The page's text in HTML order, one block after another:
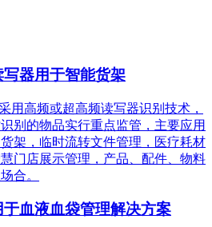
器用于智能货架
用高频或超高频读写器识别技术，
别的物品实行重点监管，主要应用
架，临时流转文件管理，医疗耗材
门店展示管理，产品、配件、物料
合。
血液血袋管理解决方案